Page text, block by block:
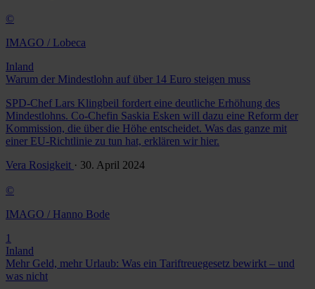
©
IMAGO / Lobeca
Inland
Warum der Mindestlohn auf über 14 Euro steigen muss
SPD-Chef Lars Klingbeil fordert eine deutliche Erhöhung des
Mindestlohns. Co-Chefin Saskia Esken will dazu eine Reform der
Kommission, die über die Höhe entscheidet. Was das ganze mit
einer EU-Richtlinie zu tun hat, erklären wir hier.
Vera Rosigkeit · 30. April 2024
©
IMAGO / Hanno Bode
1
Inland
Mehr Geld, mehr Urlaub: Was ein Tariftreuegesetz bewirkt – und
was nicht